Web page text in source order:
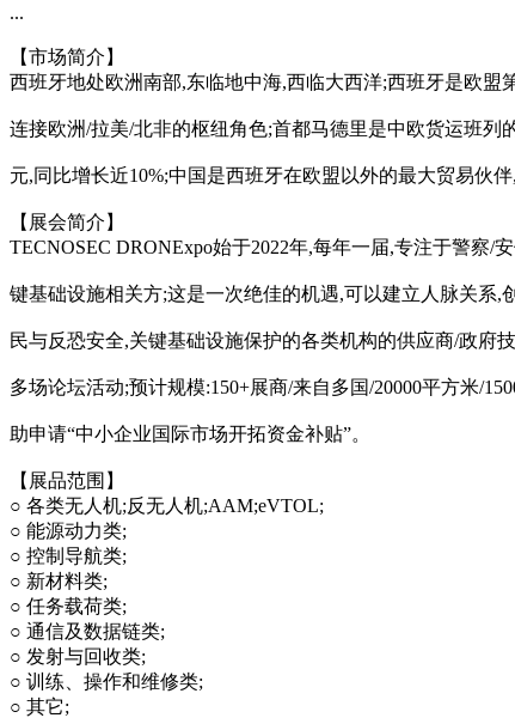
...
【市场简介】
西班牙地处欧洲南部,东临地中海,西临大西洋;西班牙是欧盟
连接欧洲/拉美/北非的枢纽角色;首都马德里是中欧货运班列
元,同比增长近10%;中国是西班牙在欧盟以外的最大贸易伙
【展会简介】
TECNOSEC DRONExpo始于2022年,每年一届,专注于警察
键基础设施相关方;这是一次绝佳的机遇,可以建立人脉关系
民与反恐安全,关键基础设施保护的各类机构的供应商/政府
多场论坛活动;预计规模:150+展商/来自多国/20000平方米/
助申请“中小企业国际市场开拓资金补贴”。
【展品范围】
○ 各类无人机;反无人机;AAM;eVTOL;
○ 能源动力类;
○ 控制导航类;
○ 新材料类;
○ 任务载荷类;
○ 通信及数据链类;
○ 发射与回收类;
○ 训练、操作和维修类;
○ 其它;